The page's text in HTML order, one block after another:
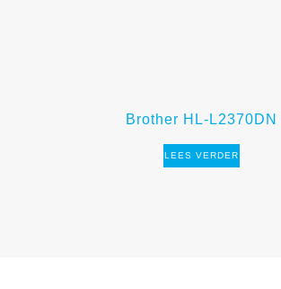
Brother HL-L2370DN
LEES VERDER